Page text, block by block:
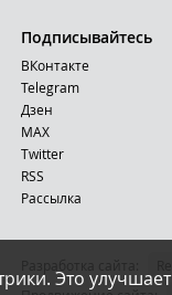
Это улучшает
Подписывайтесь
ВКонтакте
Telegram
Дзен
MAX
Тwitter
RSS
Рассылка